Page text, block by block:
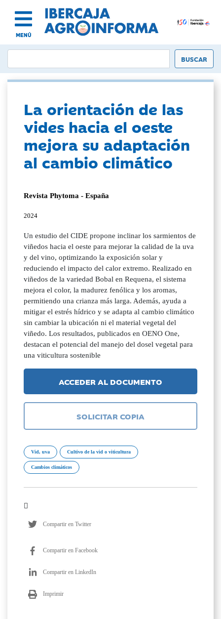
MENÚ
La orientación de las
vides hacia el oeste
mejora su adaptación
al cambio climático
Revista Phytoma - España
2024
Un estudio del CIDE propone inclinar los sarmientos de
viñedos hacia el oeste para mejorar la calidad de la uva
y del vino, optimizando la exposición solar y
reduciendo el impacto del calor extremo. Realizado en
viñedos de la variedad Bobal en Requena, el sistema
mejora el color, la madurez fenólica y los aromas,
permitiendo una crianza más larga. Además, ayuda a
mitigar el estrés hídrico y se adapta al cambio climático
sin cambiar la ubicación ni el material vegetal del
viñedo. Los resultados, publicados en OENO One,
destacan el potencial del manejo del dosel vegetal para
una viticultura sostenible
ACCEDER AL DOCUMENTO
SOLICITAR COPIA
Vid, uva Cultivo de la vid o viticultura
Cambios climáticos
Compartir en Twitter
Compartir en Facebook
Compartir en LinkedIn
Imprimir